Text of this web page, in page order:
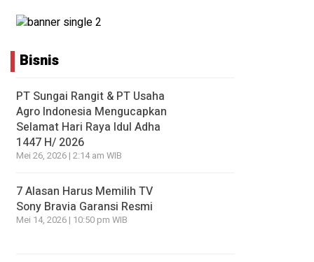
Bisnis
PT Sungai Rangit & PT Usaha
Agro Indonesia Mengucapkan
Selamat Hari Raya Idul Adha
1447 H/ 2026
Mei 26, 2026 | 2:14 am WIB
7 Alasan Harus Memilih TV
Sony Bravia Garansi Resmi
Mei 14, 2026 | 10:50 pm WIB